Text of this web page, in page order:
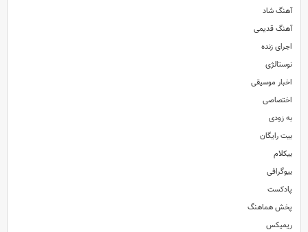
آهنگ شاد
آهنگ قدیمی
اجرای زنده
نوستالژی
اخبار موسیقی
اختصاصی
به زودی
بیت رایگان
بیکلام
بیوگرافی
پادکست
پخش هماهنگ
ریمیکس